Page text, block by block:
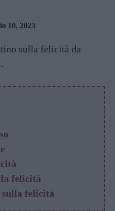
10, 2023
sulla felicità da
felicità
felicità